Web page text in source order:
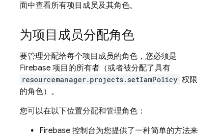
面中查看所有项目成员及其角色。
为项目成员分配角色
要管理分配给每个项目成员的角色，您必须是
Firebase 项目的所有者（或者被分配了具有
resourcemanager.projects.setIamPolicy 权限
的角色）。
您可以在以下位置分配和管理角色：
Firebase 控制台为您提供了一种简单的方法来